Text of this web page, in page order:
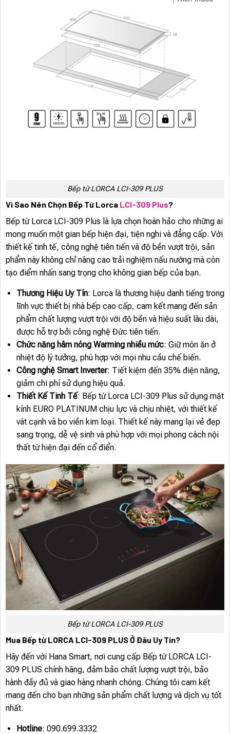
Bếp từ LORCA LCI-309 PLUS
Vì Sao Nên Chọn Bếp Từ Lorca LCI-309 Plus?
Bếp từ Lorca LCI-309 Plus là lựa chọn hoàn hảo cho những ai
mong muốn một gian bếp hiện đại, tiện nghi và đẳng cấp. Với
thiết kế tinh tế, công nghệ tiên tiến và độ bền vượt trội, sản
phẩm này không chỉ nâng cao trải nghiệm nấu nướng mà còn
tạo điểm nhấn sang trọng cho không gian bếp của bạn.
Thương Hiệu Uy Tín: Lorca là thương hiệu danh tiếng trong
lĩnh vực thiết bị nhà bếp cao cấp, cam kết mang đến sản
phẩm chất lượng vượt trội với độ bền và hiệu suất lâu dài,
được hỗ trợ bởi công nghệ Đức tiên tiến.
Chức năng hâm nóng Warming nhiều mức: Giữ món ăn ở
nhiệt độ lý tưởng, phù hợp với mọi nhu cầu chế biến.
Công nghệ Smart Inverter: Tiết kiệm đến 35% điện năng,
giảm chi phí sử dụng hiệu quả.
Thiết Kế Tinh Tế: Bếp từ Lorca LCI-309 Plus sử dụng mặt
kính EURO PLATINUM chịu lực và chịu nhiệt, với thiết kế
vát cạnh và bo viền kim loại. Thiết kế này mang lại vẻ đẹp
sang trọng, dễ vệ sinh và phù hợp với mọi phong cách nội
thất từ hiện đại đến cổ điển.
Bếp từ LORCA LCI-309 PLUS
Mua Bếp từ LORCA LCI-309 PLUS Ở Đâu Uy Tín?
Hãy đến với Hana Smart, nơi cung cấp Bếp từ LORCA LCI-
309 PLUS chính hãng, đảm bảo chất lượng vượt trội, bảo
hành đầy đủ và giao hàng nhanh chóng. Chúng tôi cam kết
mang đến cho bạn những sản phẩm chất lượng và dịch vụ tốt
nhất.
Hotline: 090.699.3332